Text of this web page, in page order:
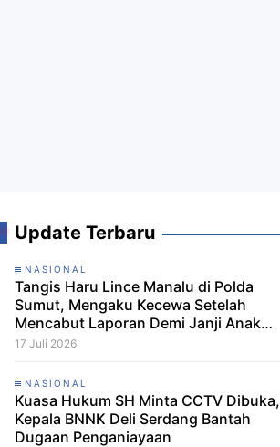
Update Terbaru
NASIONAL
Tangis Haru Lince Manalu di Polda
Sumut, Mengaku Kecewa Setelah
Mencabut Laporan Demi Janji Anak
Dibebaskan
17 Juli 2026
NASIONAL
Kuasa Hukum SH Minta CCTV Dibuka,
Kepala BNNK Deli Serdang Bantah
Dugaan Penganiayaan